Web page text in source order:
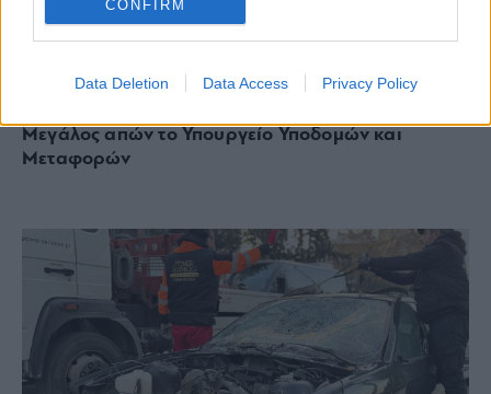
CONFIRM
Data Deletion Data Access Privacy Policy
Γέφυρες λεωφ. Βουλιαγμένης: Τι έγινε στην
Μεγάλος απών το Υπουργείο Υποδομών και
Μεταφορών